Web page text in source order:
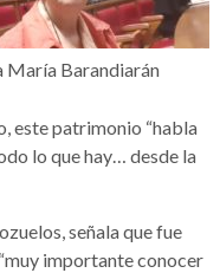
María Barandiarán
este patrimonio “habla
lo que hay… desde la
señala que fue
importante conocer